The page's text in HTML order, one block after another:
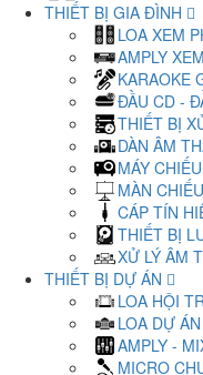
THIẾT BỊ GIA ĐÌNH
LOA XEM
AMPLY
KARAOKE
ĐẦU CD -
THIẾT BỊ
DÀN ÂM
MÁY CHIẾU
MÀN CHIẾU
CÁP TÍN
THIẾT BỊ
XỬ LÝ ÂM
THIẾT BỊ DỰ ÁN
LOA HỘI
LOA DỰ
AMPLY -
MICRO